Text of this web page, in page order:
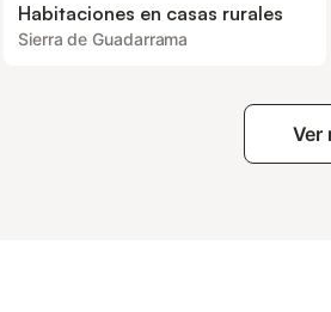
Habitaciones en casas rurales
Sierra de Guadarrama
Ver